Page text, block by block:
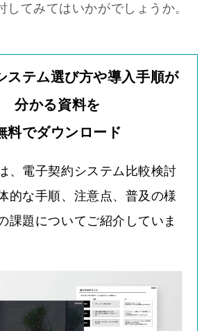
してみてはいかがでしょうか。
ステム選び方や導入手順が
分かる資料を
料でダウンロード
、電子契約システム比較検討
的な手順、注意点、普及の様
課題についてご紹介していま